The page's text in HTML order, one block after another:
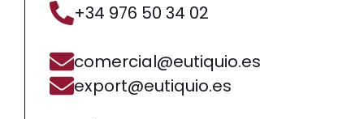
+34 976 50 34 02
comercial@eutiquio.es
export@eutiquio.es